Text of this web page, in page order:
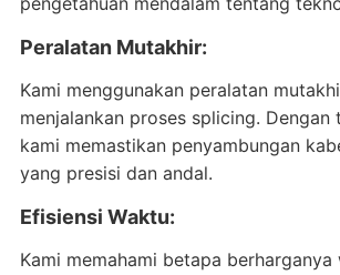
Peralatan Mutakhir:
Kami menggunakan peralatan
menjalankan proses splicing.
kami memastikan penyambungan
yang presisi dan andal.
Efisiensi Waktu:
Kami memahami betapa berharganya